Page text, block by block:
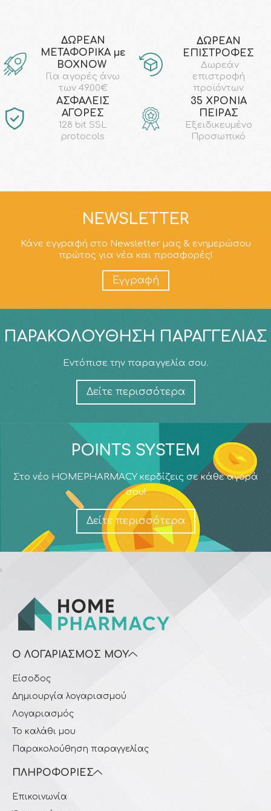
ΔΩΡΕΑΝ
ΜΕΤΑΦΟΡΙΚΑ με
ΒΟΧΝΟW
Για αγορές άνω
των 49.00€
ΔΩΡΕΑΝ
ΕΠΙΣΤΡΟΦΕΣ
Δωρεάν
επιστροφή
προϊόντων
AΣΦΑΛΕΙΣ
ΑΓΟΡΕΣ
128 bit SSL
protocols
35 ΧΡΟΝΙΑ
ΠΕΙΡΑΣ
Εξειδικευμένο
Προσωπικό
NEWSLETTER
Κάνε εγγραφή στο Newsletter μας & ενημερώσου
πρώτος για νέα και προσφορές!
Εγγραφή
ΠΑΡΑΚΟΛΟΎΘΗΣΗ ΠΑΡΑΓΓΕΛΊΑΣ
Εντόπισε την παραγγελία σου.
Δείτε περισσότερα
POINTS SYSTEM
Στο νέο HOMEPHARMACY κερδίζεις σε κάθε αγορά
σου!
Δείτε περισσότερα
Ο ΛΟΓΑΡΙΑΣΜΌΣ ΜΟΥ
Είσοδος
Δημιουργία λογαριασμού
Λογαριασμός
Το καλάθι μου
Παρακολούθηση παραγγελίας
ΠΛΗΡΟΦΟΡΊΕΣ
Επικοινωνία